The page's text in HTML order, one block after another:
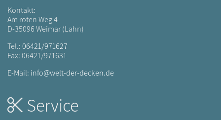
Kontakt:
Am roten Weg 4
D-35096 Weimar (Lahn)
Tel.:06421/971627
Fax: 06421/971631
E-Mail: info@welt-der-decken.de
Service